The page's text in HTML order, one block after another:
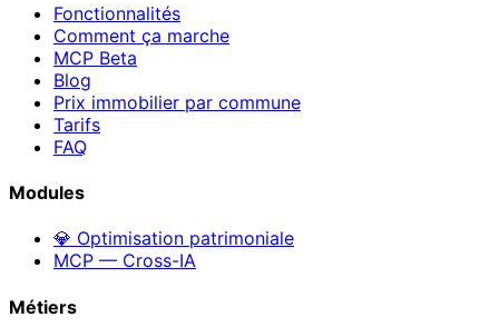
Fonctionnalités
Comment ça marche
MCP Beta
Blog
Prix immobilier par commune
Tarifs
FAQ
Modules
💎 Optimisation patrimoniale
MCP — Cross-IA
Métiers